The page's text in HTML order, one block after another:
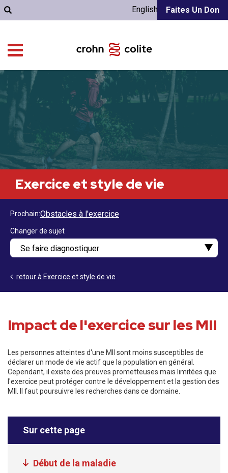
Faites Un Don
English
Exercice et style de vie
Prochain Obstacles à l'exercice
Changer de sujet
retour à Exercice et style de vie
Impact de l'exercice sur les MII
Les personnes atteintes d'une MII sont moins susceptibles de
déclarer un mode de vie actif que la population en général.
Cependant, il existe des preuves prometteuses mais limitées que
l'exercice peut protéger contre le développement et la gestion des
MII. Il faut poursuivre les recherches dans ce domaine.
Sur cette page
Début de la maladie